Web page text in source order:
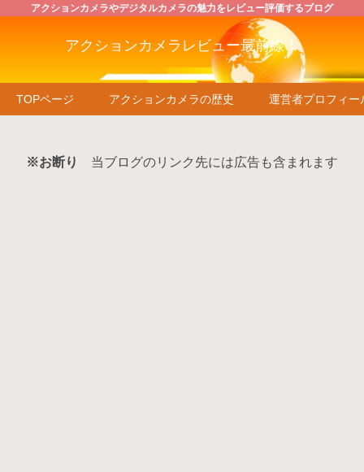
アクションカメラやデジタルカメラの魅力をレビュー評価するブログ
アクションカメラレビュー最前線！
TOPページ アクションカメラの歴史 運営者プロフィー
※お断り 当ブログのリンク先には広告も含まれます